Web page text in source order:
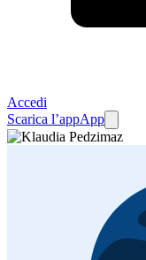
Accedi
Scarica l’appApp